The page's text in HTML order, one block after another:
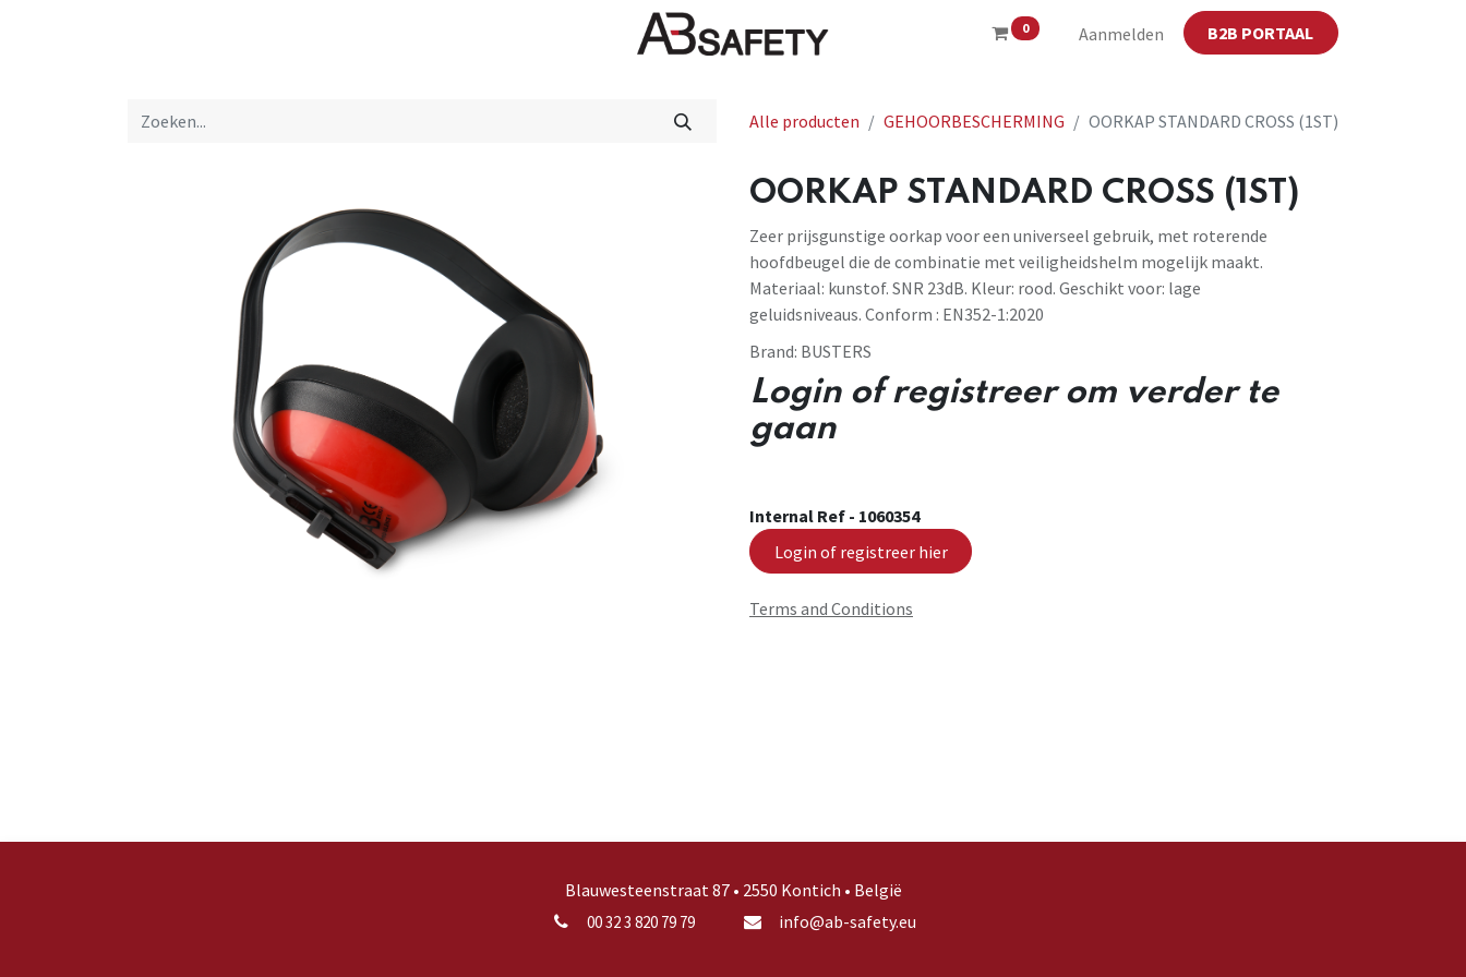
0 Aanmelden B2B PORTAAL
Winkel CE
Alle producten GEHOORBESCHERMING OORKAP STANDARD CROSS (1ST)
OORKAP STANDARD CROSS (1ST)
Zeer prijsgunstige oorkap voor een universeel gebruik, met roterende
hoofdbeugel die de combinatie met veiligheidshelm mogelijk maakt.
Materiaal: kunstof. SNR 23dB. Kleur: rood. Geschikt voor: lage
geluidsniveaus. Conform : EN352-1:2020
Brand: BUSTERS
Login of registreer om verder te
gaan
Internal Ref - 1060354
Login of registreer hier
Terms and Conditions
Blauwesteenstraat 87 • 2550 Kontich • België
00 32 3 820 79 79 info@ab-safety.eu